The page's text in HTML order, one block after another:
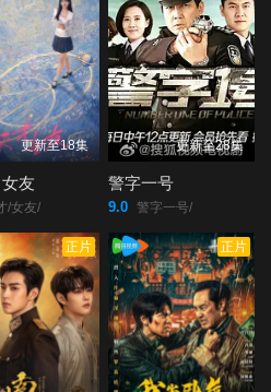
更新至18集
友
/女友/
更新至28集
警字一号
9.0 警字一号/
正片 正片